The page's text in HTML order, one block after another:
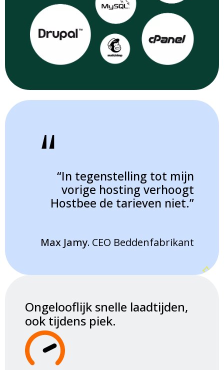
“In tegenstelling tot mijn
vorige hosting verhoogt
Hostbee de tarieven niet.”
Max Jamy. CEO Beddenfabrikant
Ongelooflijk snelle laadtijden,
ook tijdens piek.